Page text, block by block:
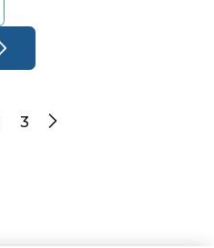
по
3 Далее